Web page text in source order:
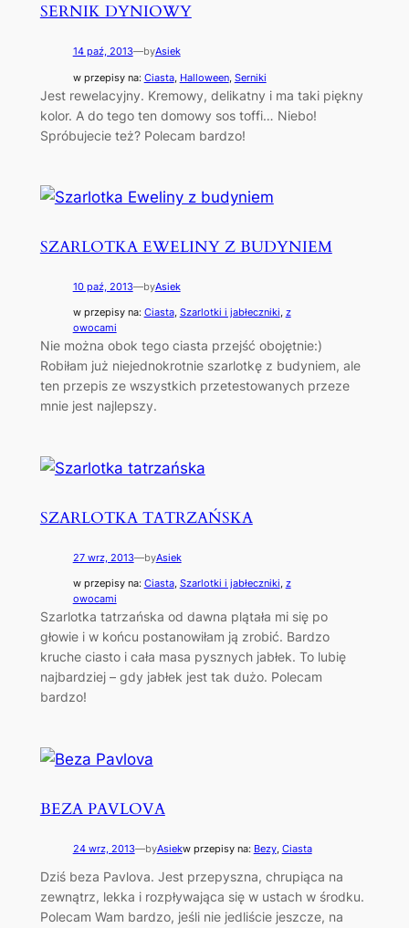
SERNIK DYNIOWY
14 paź, 2013—byAsiek
w przepisy na: Ciasta, Halloween, Serniki
Jest rewelacyjny. Kremowy, delikatny i ma taki piękny
kolor. A do tego ten domowy sos toffi… Niebo!
Spróbujecie też? Polecam bardzo!
SZARLOTKA EWELINY Z BUDYNIEM
10 paź, 2013—byAsiek
w przepisy na: Ciasta, Szarlotki i jabłeczniki, z
owocami
Nie można obok tego ciasta przejść obojętnie:)
Robiłam już niejednokrotnie szarlotkę z budyniem, ale
ten przepis ze wszystkich przetestowanych przeze
mnie jest najlepszy.
SZARLOTKA TATRZAŃSKA
27 wrz, 2013—byAsiek
w przepisy na: Ciasta, Szarlotki i jabłeczniki, z
owocami
Szarlotka tatrzańska od dawna plątała mi się po
głowie i w końcu postanowiłam ją zrobić. Bardzo
kruche ciasto i cała masa pysznych jabłek. To lubię
najbardziej – gdy jabłek jest tak dużo. Polecam
bardzo!
BEZA PAVLOVA
24 wrz, 2013—byAsiekw przepisy na: Bezy, Ciasta
Dziś beza Pavlova. Jest przepyszna, chrupiąca na
zewnątrz, lekka i rozpływająca się w ustach w środku.
Polecam Wam bardzo, jeśli nie jedliście jeszcze, na